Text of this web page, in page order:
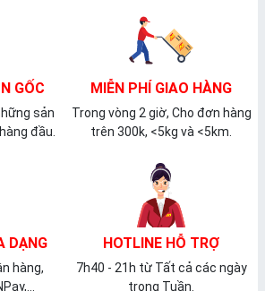
GỐC
sản
đầu.
MIỄN PHÍ GIAO HÀNG
Trong vòng 2 giờ, Cho đơn hàng
trên 300k, <5kg và <5km.
DẠNG
hàng,
HOTLINE HỖ TRỢ
7h40 - 21h từ Tất cả các ngày
trong Tuần.